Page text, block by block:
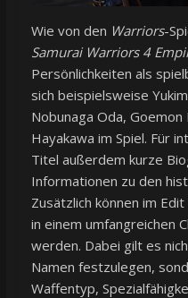
Wie von den Warriors-
Samurai Warriors 4
Persönlichkeiten als
sich beispielsweise
Nobunaga Oda,
Hayakawa im Spiel. Für
Titel außerdem kurze
Informationen zu den
Zusätzlich können im
in einem umfangreichen
werden. Dabei gilt es
Namen festzulegen,
Waffentyp,